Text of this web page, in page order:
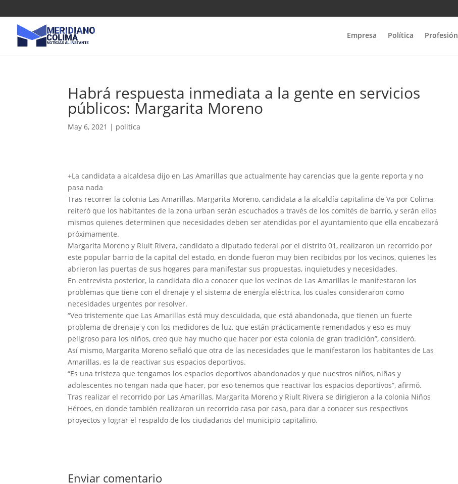
Empresa Política Profesión
Habrá respuesta inmediata a la gente en servicios
públicos: Margarita Moreno
May 6, 2021 | politica
+La candidata a alcaldesa dijo en Las Amarillas que actualmente hay carencias que la gente reporta y no
pasa nada
Tras recorrer la colonia Las Amarillas, Margarita Moreno, candidata a la alcaldía capitalina de Va por Colima,
reiteró que los habitantes de la zona urban serán escuchados a través de los comités de barrio, y serán ellos
mismos quienes determinen que necesidades deben ser atendidas por el ayuntamiento que ella encabezará
próximamente.
Margarita Moreno y Riult Rivera, candidato a diputado federal por el distrito 01, realizaron un recorrido por
este popular barrio de la capital del estado, en donde fueron muy bien recibidos por los vecinos, quienes les
abrieron las puertas de sus hogares para manifestar sus propuestas, inquietudes y necesidades.
En entrevista posterior, la candidata dio a conocer que los vecinos de Las Amarillas le manifestaron los
problemas que tiene con el drenaje y el sistema de energía eléctrica, los cuales consideraron como
necesidades urgentes por resolver.
“Veo tristemente que Las Amarillas está muy descuidada, que está abandonada, que tienen un fuerte
problema de drenaje y con los medidores de luz, que están prácticamente remendados y eso es muy
peligroso para los niños, creo que hay mucho que hacer por esta colonia de gran tradición”, consideró.
Así mismo, Margarita Moreno señaló que otra de las necesidades que le manifestaron los habitantes de Las
Amarillas, es la de reactivar sus espacios deportivos.
“Es una tristeza que tengamos los espacios deportivos abandonados y que nuestros niños, niñas y
adolescentes no tengan nada que hacer, por eso tenemos que reactivar los espacios deportivos”, afirmó.
Tras realizar el recorrido por Las Amarillas, Margarita Moreno y Riult Rivera se dirigieron a la colonia Niños
Héroes, en donde también realizaron un recorrido casa por casa, para dar a conocer sus respectivos
proyectos y lograr el respaldo de los ciudadanos del municipio capitalino.
Enviar comentario